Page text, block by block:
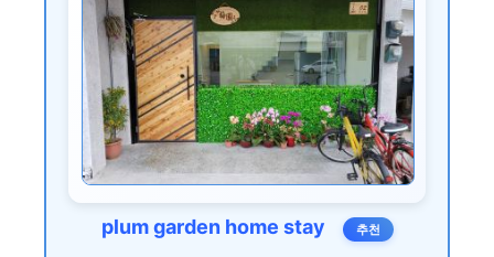
plum garden home stay 추천